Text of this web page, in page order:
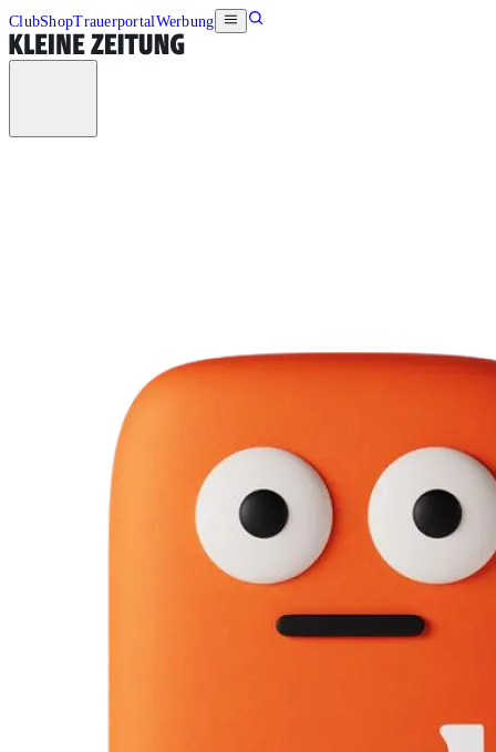
ClubShopTrauerportalWerbung